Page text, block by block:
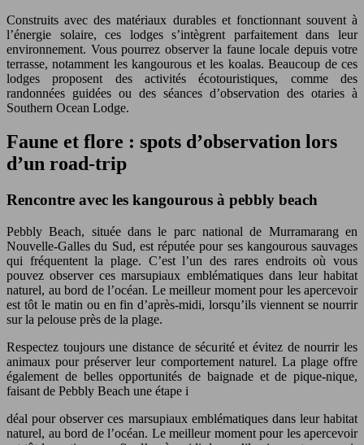
Construits avec des matériaux durables et fonctionnant souvent à
l’énergie solaire, ces lodges s’intègrent parfaitement dans leur
environnement. Vous pourrez observer la faune locale depuis votre
terrasse, notamment les kangourous et les koalas. Beaucoup de ces
lodges proposent des activités écotouristiques, comme des
randonnées guidées ou des séances d’observation des otaries à
Southern Ocean Lodge.
Faune et flore : spots d’observation lors
d’un road-trip
Rencontre avec les kangourous à pebbly beach
Pebbly Beach, située dans le parc national de Murramarang en
Nouvelle-Galles du Sud, est réputée pour ses kangourous sauvages
qui fréquentent la plage. C’est l’un des rares endroits où vous
pouvez observer ces marsupiaux emblématiques dans leur habitat
naturel, au bord de l’océan. Le meilleur moment pour les apercevoir
est tôt le matin ou en fin d’après-midi, lorsqu’ils viennent se nourrir
sur la pelouse près de la plage.
Respectez toujours une distance de sécurité et évitez de nourrir les
animaux pour préserver leur comportement naturel. La plage offre
également de belles opportunités de baignade et de pique-nique,
faisant de Pebbly Beach une étape i
déal pour observer ces marsupiaux emblématiques dans leur habitat
naturel, au bord de l’océan. Le meilleur moment pour les apercevoir